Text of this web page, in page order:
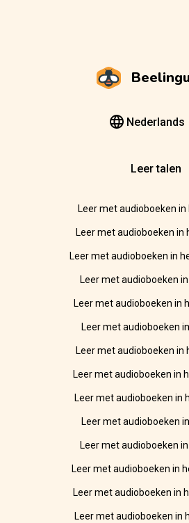
Nederlands
Leer talen
Leer met audioboeken in
Leer met audioboeken in
Leer met audioboeken in
Leer met audioboeken
Leer met audioboeken in
Leer met audioboeken
Leer met audioboeken in
Leer met audioboeken in
Leer met audioboeken in
Leer met audioboeken
Leer met audioboeken
Leer met audioboeken in
Leer met audioboeken in
Leer met audioboeken in